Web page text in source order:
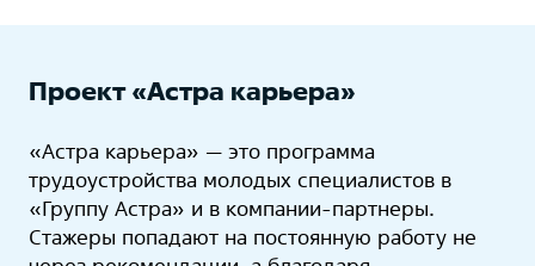
Проект «Астра карьера»
«Астра карьера» — это программа
трудоустройства молодых специалистов в
«Группу Астра» и в компании-партнеры.
Стажеры попадают на постоянную работу не